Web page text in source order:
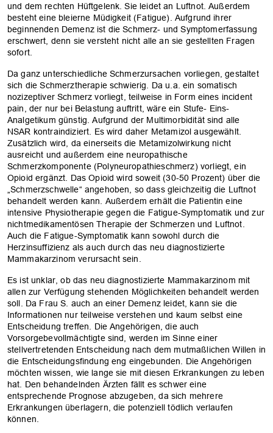
und dem rechten Hüftgelenk. Sie leidet an Luftnot. Außerdem
besteht eine bleierne Müdigkeit (Fatigue). Aufgrund ihrer
beginnenden Demenz ist die Schmerz- und Symptomerfassung
erschwert, denn sie versteht nicht alle an sie gestellten Fragen
sofort.
Da ganz unterschiedliche Schmerzursachen vorliegen, gestaltet
sich die Schmerztherapie schwierig. Da u.a. ein somatisch
nozizeptiver Schmerz vorliegt, teilweise in Form eines incident
pain, der nur bei Belastung auftritt, wäre ein Stufe- Eins-
Analgetikum günstig. Aufgrund der Multimorbidität sind alle
NSAR kontraindiziert. Es wird daher Metamizol ausgewählt.
Zusätzlich wird, da einerseits die Metamizolwirkung nicht
ausreicht und außerdem eine neuropathische
Schmerzkomponente (Polyneuropathieschmerz) vorliegt, ein
Opioid ergänzt. Das Opioid wird soweit (30-50 Prozent) über die
„Schmerzschwelle“ angehoben, so dass gleichzeitig die Luftnot
behandelt werden kann. Außerdem erhält die Patientin eine
intensive Physiotherapie gegen die Fatigue-Symptomatik und zur
nichtmedikamentösen Therapie der Schmerzen und Luftnot.
Auch die Fatigue-Symptomatik kann sowohl durch die
Herzinsuffizienz als auch durch das neu diagnostizierte
Mammakarzinom verursacht sein.
Es ist unklar, ob das neu diagnostizierte Mammakarzinom mit
allen zur Verfügung stehenden Möglichkeiten behandelt werden
soll. Da Frau S. auch an einer Demenz leidet, kann sie die
Informationen nur teilweise verstehen und kaum selbst eine
Entscheidung treffen. Die Angehörigen, die auch
Vorsorgebevollmächtigte sind, werden im Sinne einer
stellvertretenden Entscheidung nach dem mutmaßlichen Willen in
die Entscheidungsfindung eng eingebunden. Die Angehörigen
möchten wissen, wie lange sie mit diesen Erkrankungen zu leben
hat. Den behandelnden Ärzten fällt es schwer eine
entsprechende Prognose abzugeben, da sich mehrere
Erkrankungen überlagern, die potenziell tödlich verlaufen
können.